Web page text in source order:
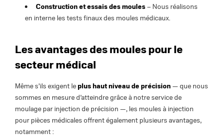
Construction et essais des moules – Nous réalisons
en interne les tests finaux des moules médicaux.
Les avantages des moules pour le
secteur médical
Même s’ils exigent leplus haut niveau de précision — que nous
sommes en mesure d’atteindre grâce à notre service de
moulage par injection de précision —, les moules à injection
pour pièces médicales offrent également plusieurs avantages,
notamment :